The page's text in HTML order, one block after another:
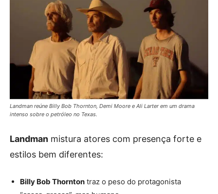
Landman reúne Billy Bob Thornton, Demi Moore e Ali Larter em um drama
intenso sobre o petróleo no Texas.
Landman mistura atores com presença forte e
estilos bem diferentes:
Billy Bob Thornton traz o peso do protagonista